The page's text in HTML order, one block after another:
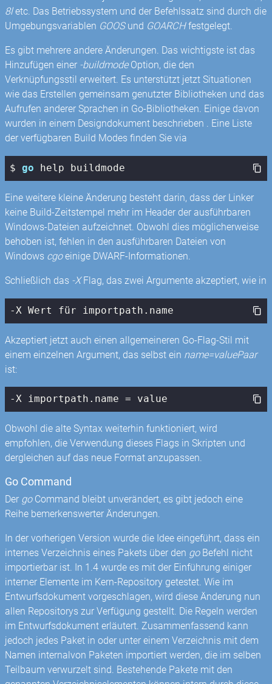
8letc. Das Betriebssystem und der Befehlssatz sind durch die
Umgebungsvariablen GOOSund GOARCHfestgelegt.
Es gibt mehrere andere Änderungen. Das wichtigste ist das
Hinzufügen einer -buildmodeOption, die den
Verknüpfungsstil erweitert. Es unterstützt jetzt Situationen
wie das Erstellen gemeinsam genutzter Bibliotheken und das
Aufrufen anderer Sprachen in Go-Bibliotheken. Einige davon
wurden in einem Designdokument beschrieben . Eine Liste
der verfügbaren Build Modes finden Sie via
$ go help buildmode
Eine weitere kleine Änderung besteht darin, dass der Linker
keine Build-Zeitstempel mehr im Header der ausführbaren
Windows-Dateien aufzeichnet. Obwohl dies möglicherweise
behoben ist, fehlen in den ausführbaren Dateien von
Windows cgoeinige DWARF-Informationen.
Schließlich das -XFlag, das zwei Argumente akzeptiert, wie in
-X Wert für importpath.name
Akzeptiert jetzt auch einen allgemeineren Go-Flag-Stil mit
einem einzelnen Argument, das selbst ein name=valuePaar
ist:
-X importpath.name = value
Obwohl die alte Syntax weiterhin funktioniert, wird
empfohlen, die Verwendung dieses Flags in Skripten und
dergleichen auf das neue Format anzupassen.
Go Command
Der goCommand bleibt unverändert, es gibt jedoch eine
Reihe bemerkenswerter Änderungen.
In der vorherigen Version wurde die Idee eingeführt, dass ein
internes Verzeichnis eines Pakets über den goBefehl nicht
importierbar ist. In 1.4 wurde es mit der Einführung einiger
interner Elemente im Kern-Repository getestet. Wie im
Entwurfsdokument vorgeschlagen, wird diese Änderung nun
allen Repositorys zur Verfügung gestellt. Die Regeln werden
im Entwurfsdokument erläutert. Zusammenfassend kann
jedoch jedes Paket in oder unter einem Verzeichnis mit dem
Namen internalvon Paketen importiert werden, die im selben
Teilbaum verwurzelt sind. Bestehende Pakete mit den